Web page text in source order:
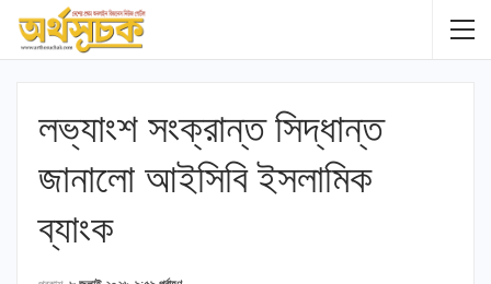
লভ্যাংশ সংক্রান্ত সিদ্ধান্ত
জানালো আইসিবি ইসলামিক
ব্যাংক